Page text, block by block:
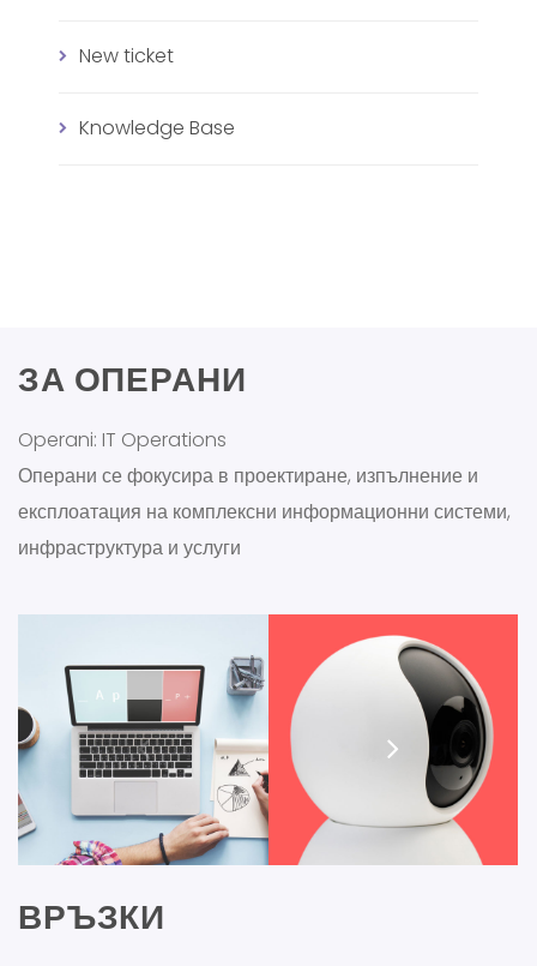
New ticket
Knowledge Base
ЗА ОПЕРАНИ
Operani: IT Operations
Операни се фокусира в проектиране, изпълнение и
експлоатация на комплексни информационни системи,
инфраструктура и услуги
ВРЪЗКИ